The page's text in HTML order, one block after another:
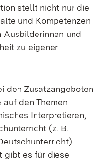
stellt nicht nur die
und Kompetenzen
Ausbilderinnen und
zu eigener
den Zusatzangeboten
den Themen
Interpretieren,
(z. B.
gibt es für diese